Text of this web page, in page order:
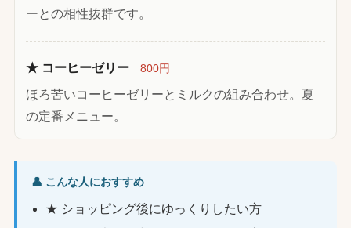
ーとの相性抜群です。
★ コーヒーゼリー 800円
ほろ苦いコーヒーゼリーとミルクの組み合わせ。夏
の定番メニュー。
👤 こんな人におすすめ
★ ショッピング後にゆっくりしたい方